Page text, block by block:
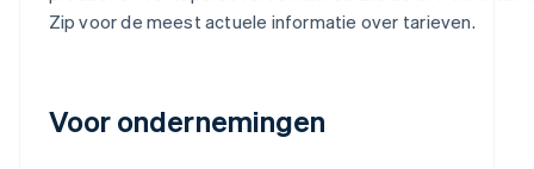
Zip voor de meest actuele informatie over tarieven.
Voor ondernemingen